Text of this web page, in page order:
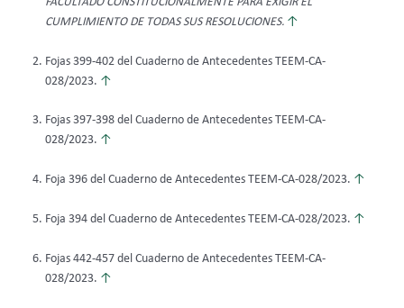
CUMPLIMIENTO DE TODAS SUS RESOLUCIONES. ↑
Fojas 399-402 del Cuaderno de Antecedentes TEEM-CA-
028/2023. ↑
Fojas 397-398 del Cuaderno de Antecedentes TEEM-CA-
028/2023. ↑
Foja 396 del Cuaderno de Antecedentes TEEM-CA-028/2023. ↑
Foja 394 del Cuaderno de Antecedentes TEEM-CA-028/2023. ↑
Fojas 442-457 del Cuaderno de Antecedentes TEEM-CA-
028/2023. ↑